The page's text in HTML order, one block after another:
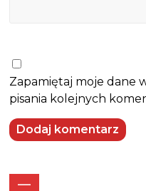
Zapamiętaj moje dane
pisania kolejnych
—